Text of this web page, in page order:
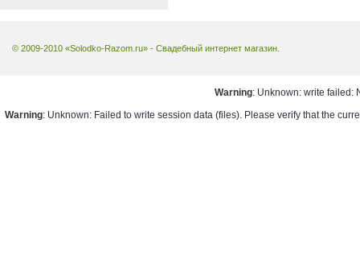
© 2009-2010 «Solodko-Razom.ru» - Свадебный интернет магазин.
Warning: Unknown: write failed:
Warning: Unknown: Failed to write session data (files). Please verify that the